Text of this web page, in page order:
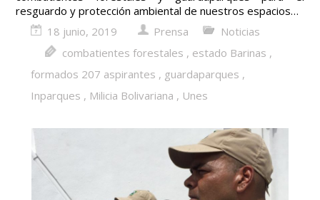
resguardo y protección ambiental de nuestros espacios…
18 junio, 2019
Prensa
Noticias
combatientes forestales , estado Barinas ,
formados 207 aspirantes , guardaparques ,
Inparques , Milicia Bolivariana , Unes